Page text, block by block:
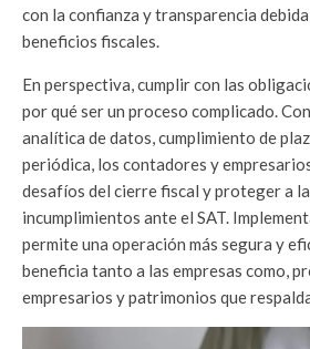
con la confianza y transparencia
beneficios fiscales.
En perspectiva, cumplir con las
por qué ser un proceso complicado.
analítica de datos, cumplimiento de
periódica, los contadores y
desafíos del cierre fiscal y proteger a
incumplimientos ante el SAT.
permite una operación más segura y
beneficia tanto a las empresas como,
empresarios y patrimonios que